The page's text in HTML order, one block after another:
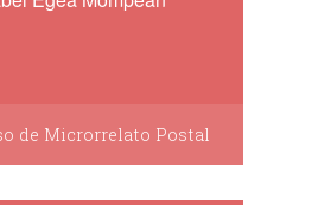
de Microrrelato Postal